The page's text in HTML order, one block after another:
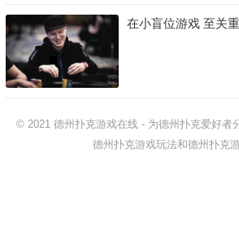
在小盲位游戏 至关
© 2021 德州扑克游戏在线- 为德州扑克爱好者
德州扑克游戏玩法和德州扑克